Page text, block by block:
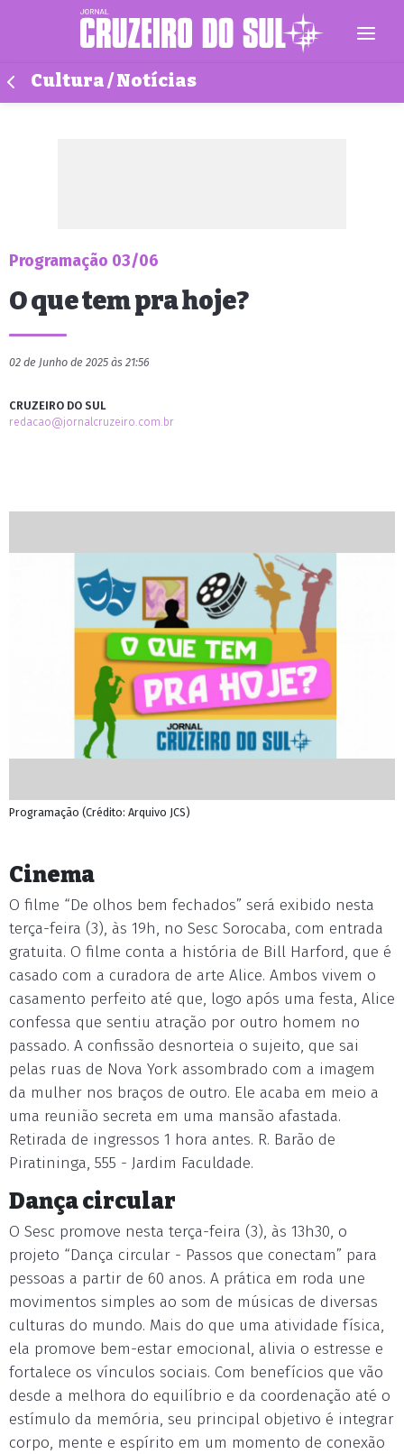
Cultura / Notícias
Programação 03/06
O que tem pra hoje?
02 de Junho de 2025 às 21:56
CRUZEIRO DO SUL
redacao@jornalcruzeiro.com.br
Programação (Crédito: Arquivo JCS)
Cinema
O filme “De olhos bem fechados” será exibido nesta
terça-feira (3), às 19h, no Sesc Sorocaba, com entrada
gratuita. O filme conta a história de Bill Harford, que é
casado com a curadora de arte Alice. Ambos vivem o
casamento perfeito até que, logo após uma festa, Alice
confessa que sentiu atração por outro homem no
passado. A confissão desnorteia o sujeito, que sai
pelas ruas de Nova York assombrado com a imagem
da mulher nos braços de outro. Ele acaba em meio a
uma reunião secreta em uma mansão afastada.
Retirada de ingressos 1 hora antes. R. Barão de
Piratininga, 555 - Jardim Faculdade.
Dança circular
O Sesc promove nesta terça-feira (3), às 13h30, o
projeto “Dança circular - Passos que conectam” para
pessoas a partir de 60 anos. A prática em roda une
movimentos simples ao som de músicas de diversas
culturas do mundo. Mais do que uma atividade física,
ela promove bem-estar emocional, alivia o estresse e
fortalece os vínculos sociais. Com benefícios que vão
desde a melhora do equilíbrio e da coordenação até o
estímulo da memória, seu principal objetivo é integrar
corpo, mente e espírito em um momento de conexão